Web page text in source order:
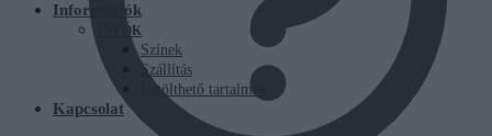
Információk
INFÓK
Színek
Szállítás
Letölthető tartalmak
Kapcsolat